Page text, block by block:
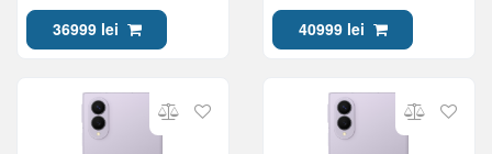
36999 lei 40999 lei